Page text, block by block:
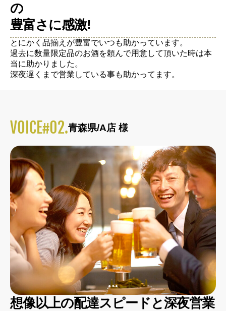
の
豊富さに感激!
とにかく品揃えが豊富でいつも助かっています。
過去に数量限定品のお酒を頼んで用意して頂いた時は本
当に助かりました。
深夜遅くまで営業している事も助かってます。
VOICE#02.青森県/A店 様
想像以上の配達スピードと深夜営業